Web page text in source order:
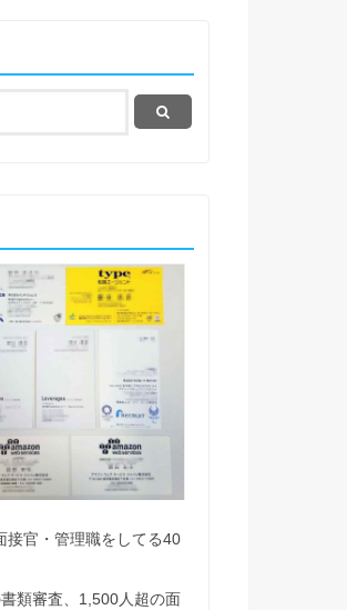
接官・管理職をしてる40
類審査、1,500人超の面